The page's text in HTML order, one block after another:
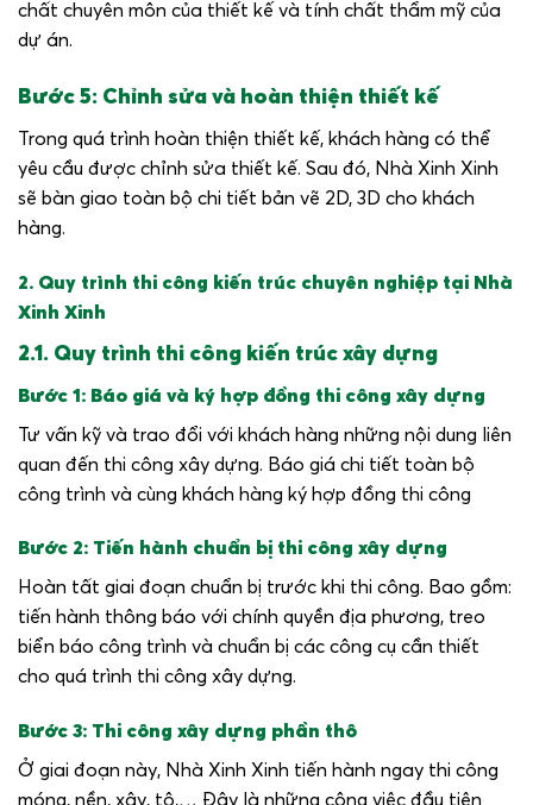
chất chuyên môn của thiết kế và tính chất thẩm mỹ của
dự án.
Bước 5: Chỉnh sửa và hoàn thiện thiết kế
Trong quá trình hoàn thiện thiết kế, khách hàng có thể
yêu cầu được chỉnh sửa thiết kế. Sau đó, Nhà Xinh Xinh
sẽ bàn giao toàn bộ chi tiết bản vẽ 2D, 3D cho khách
hàng.
2. Quy trình thi công kiến trúc chuyên nghiệp tại Nhà
Xinh Xinh
2.1. Quy trình thi công kiến trúc xây dựng
Bước 1: Báo giá và ký hợp đồng thi công xây dựng
Tư vấn kỹ và trao đổi với khách hàng những nội dung liên
quan đến thi công xây dựng. Báo giá chi tiết toàn bộ
công trình và cùng khách hàng ký hợp đồng thi công
Bước 2: Tiến hành chuẩn bị thi công xây dựng
Hoàn tất giai đoạn chuẩn bị trước khi thi công. Bao gồm:
tiến hành thông báo với chính quyền địa phương, treo
biển báo công trình và chuẩn bị các công cụ cần thiết
cho quá trình thi công xây dựng.
Bước 3: Thi công xây dựng phần thô
Ở giai đoạn này, Nhà Xinh Xinh tiến hành ngay thi công
móng, nền, xây, tô,… Đây là những công việc đầu tiên